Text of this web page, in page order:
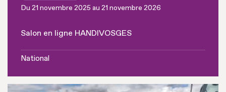
Du 21 novembre 2025 au 21 novembre 2026
Salon en ligne HANDIVOSGES
National